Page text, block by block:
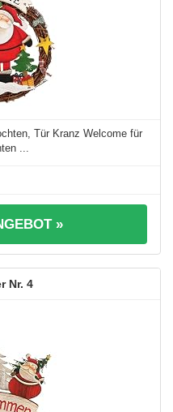
Tür Kranz Welcome für
...
»
4